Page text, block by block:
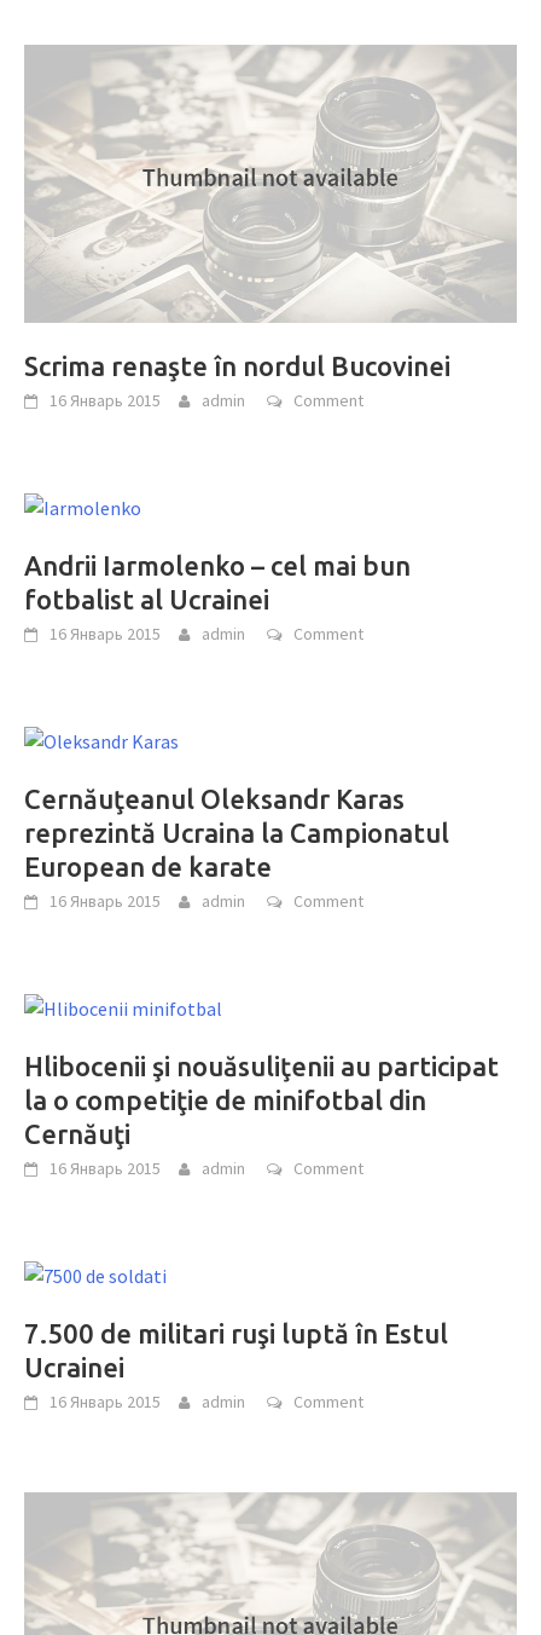
Scrima renaşte în nordul Bucovinei
16 Январь 2015 admin Comment
Andrii Iarmolenko – cel mai bun
fotbalist al Ucrainei
16 Январь 2015 admin Comment
Cernăuţeanul Oleksandr Karas
reprezintă Ucraina la Campionatul
European de karate
16 Январь 2015 admin Comment
Hlibocenii şi nouăsuliţenii au participat
la o competiţie de minifotbal din
Cernăuţi
16 Январь 2015 admin Comment
7.500 de militari ruşi luptă în Estul
Ucrainei
16 Январь 2015 admin Comment